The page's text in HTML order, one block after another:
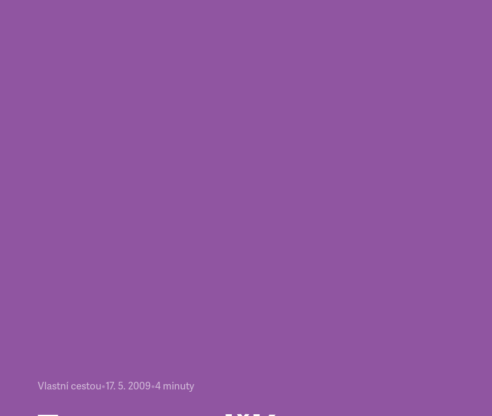
Vlastní cestou•17. 5. 2009•4 minuty